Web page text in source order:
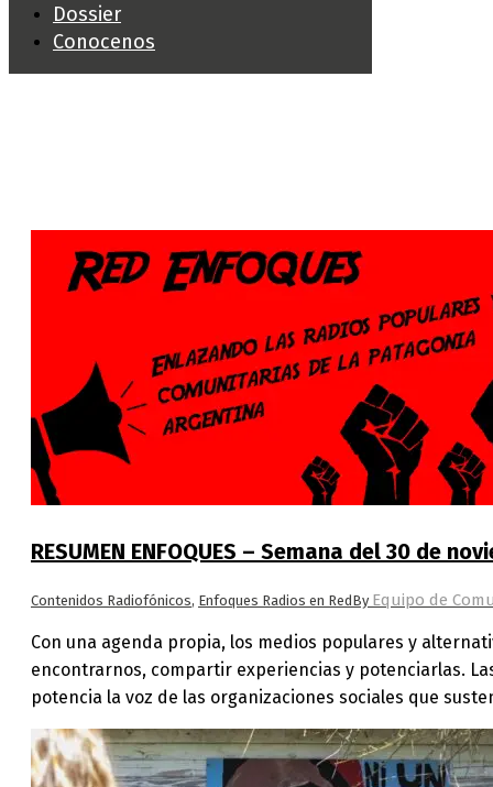
Dossier
Conocenos
RESUMEN ENFOQUES – Semana del 30 de
Contenidos Radiofónicos, Enfoques Radios en RedBy Equipo de
Con una agenda propia, los medios populares y
encontrarnos, compartir experiencias y potenciarlas.
potencia la voz de las organizaciones sociales que